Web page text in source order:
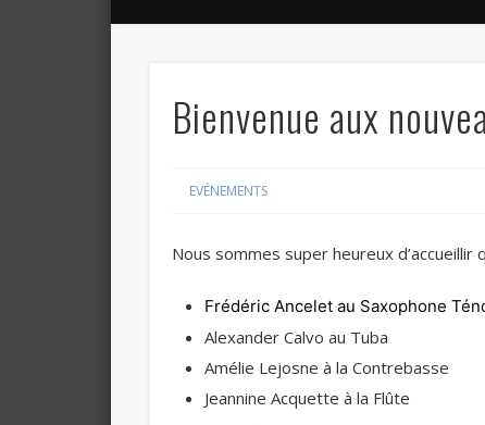
Bienvenue aux
EVÉNEMENTS
Nous sommes super heureux
Frédéric Ancelet au Saxophone
Alexander Calvo au Tuba
Amélie Lejosne à la Contrebasse
Jeannine Acquette à la Flûte